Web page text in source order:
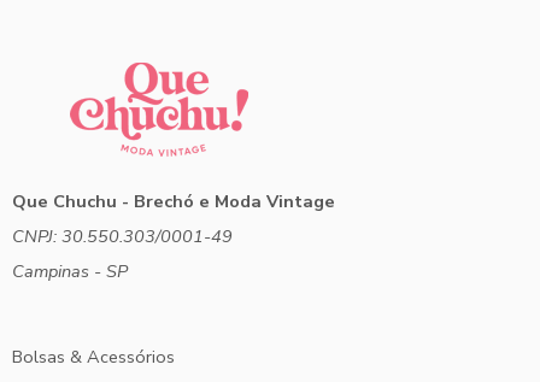
Que Chuchu - Brechó e Moda Vintage
CNPJ: 30.550.303/0001-49
Campinas - SP
Bolsas & Acessórios